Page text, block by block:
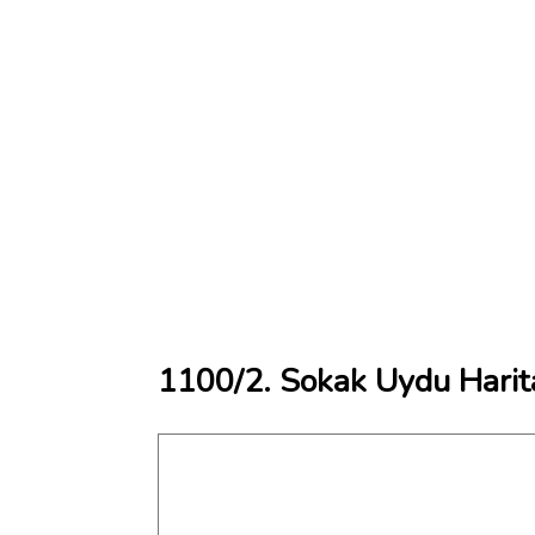
1100/2. Sokak Uydu